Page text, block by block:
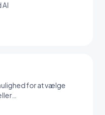
AI
for at vælge